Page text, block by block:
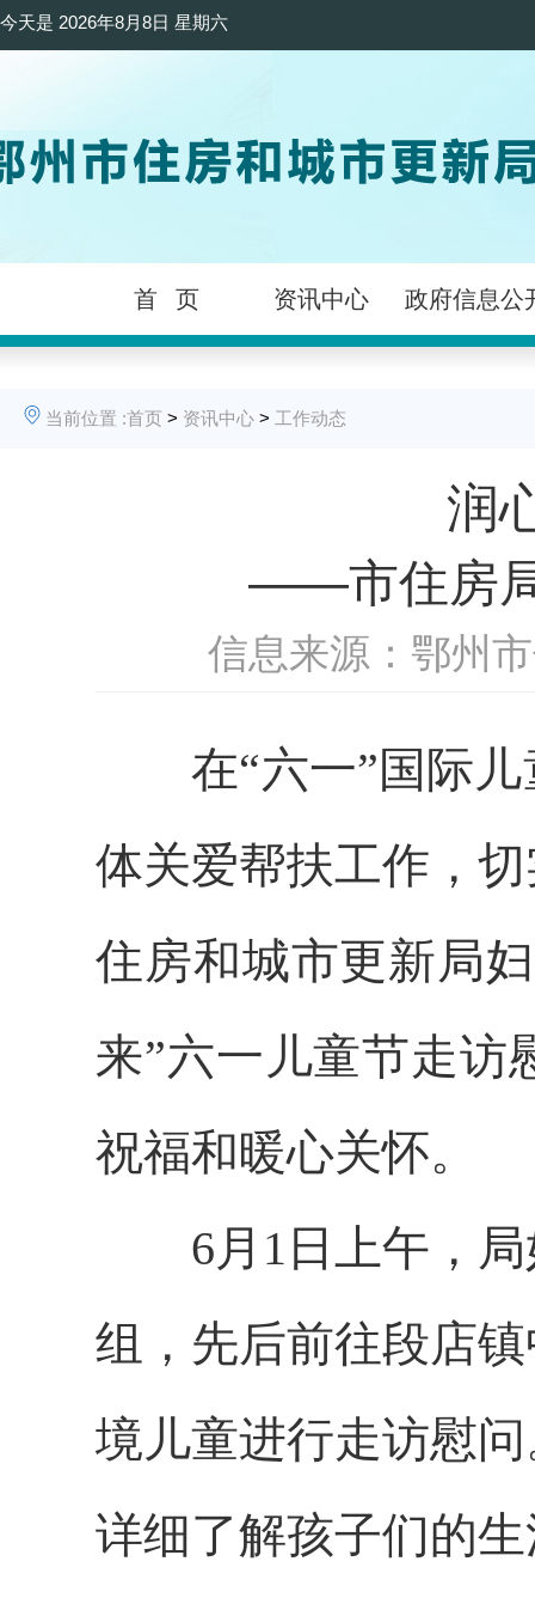
今天是 2026年8月8日 星期六
首 页 资讯中心 政府信息公
当前位置 :首页 > 资讯中心 > 工作动态
润
——市住房局
信息来源：鄂州
在“六一”国际儿
体关爱帮扶工作，
住房和城市更新局
来”六一儿童节走访
祝福和暖心关怀。
6月1日上午，局
组，先后前往段店
境儿童进行走访慰
详细了解孩子们的